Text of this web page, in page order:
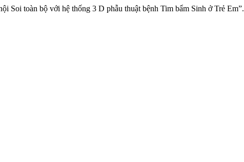
Soi toàn bộ với hệ thống 3 D phẫu thuật bệnh Tim bẩm Sinh ở Trẻ Em”.